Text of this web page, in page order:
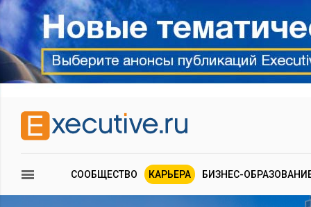
СООБЩЕСТВО КАРЬЕРА БИЗНЕС-